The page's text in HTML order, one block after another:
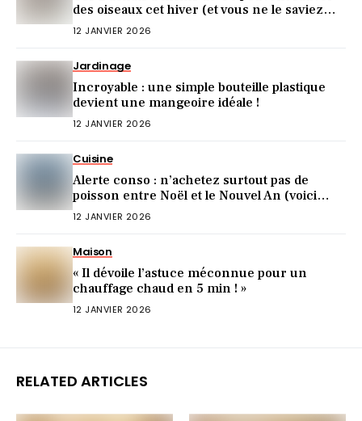
des oiseaux cet hiver (et vous ne le saviez
pas)
12 JANVIER 2026
Jardinage
Incroyable : une simple bouteille plastique
devient une mangeoire idéale !
12 JANVIER 2026
Cuisine
Alerte conso : n’achetez surtout pas de
poisson entre Noël et le Nouvel An (voici
pourquoi)
12 JANVIER 2026
Maison
« Il dévoile l’astuce méconnue pour un
chauffage chaud en 5 min ! »
12 JANVIER 2026
RELATED ARTICLES